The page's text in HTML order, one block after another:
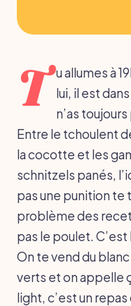
T u allumes à
lui, il est
n’as
Entre le tchoulent
la cocotte et les
schnitzels panés,
pas une punition te
problème des
pas le poulet.
On te vend du
verts et on appelle
light, c’est un